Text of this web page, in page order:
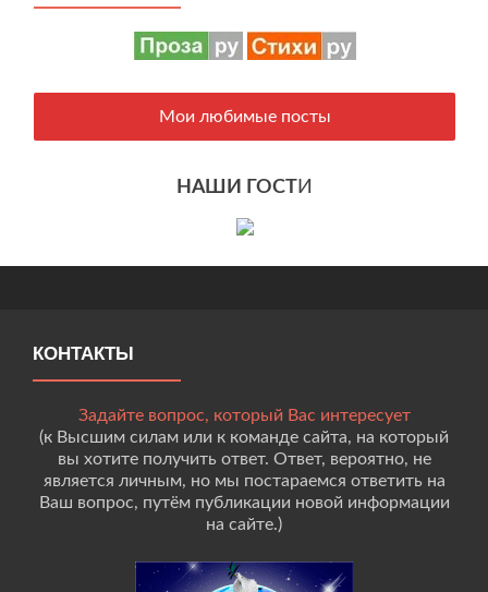
Мои любимые посты
НАШИ ГОСТИ
КОНТАКТЫ
Задайте вопрос, который Вас интересует
(к Высшим силам или к команде сайта, на который
вы хотите получить ответ. Ответ, вероятно, не
является личным, но мы постараемся ответить на
Ваш вопрос, путём публикации новой информации
на сайте.)